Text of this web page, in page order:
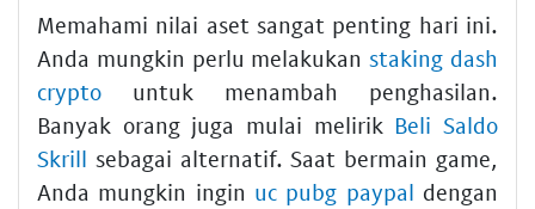
Memahami nilai aset sangat penting hari ini.
Anda mungkin perlu melakukanstaking dash
crypto untuk menambah penghasilan.
Banyak orang juga mulai melirik Beli Saldo
Skrill sebagai alternatif. Saat bermain game,
Anda mungkin ingin uc pubg paypal dengan